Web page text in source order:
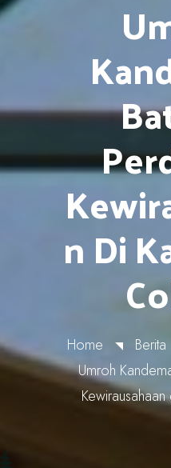
N Di
Home Berita
Umroh